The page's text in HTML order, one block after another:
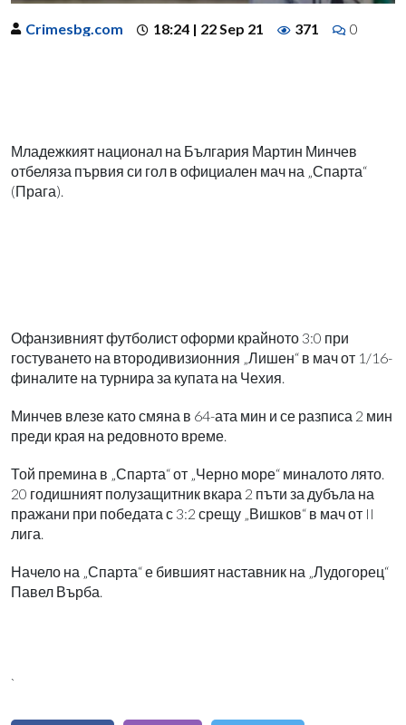
Crimesbg.com 18:24 | 22 Sep 21 371 0
Младежкият национал на България Мартин Минчев
отбеляза първия си гол в официален мач на „Спарта“
(Прага).
Офанзивният футболист оформи крайното 3:0 при
гостуването на втородивизионния „Лишен“ в мач от 1/16-
финалите на турнира за купата на Чехия.
Минчев влезе като смяна в 64-ата мин и се разписа 2 мин
преди края на редовното време.
Той премина в „Спарта“ от „Черно море“ миналото лято.
20 годишният полузащитник вкара 2 пъти за дубъла на
пражани при победата с 3:2 срещу „Вишков“ в мач от II
лига.
Начело на „Спарта“ е бившият наставник на „Лудогорец“
Павел Върба.
`